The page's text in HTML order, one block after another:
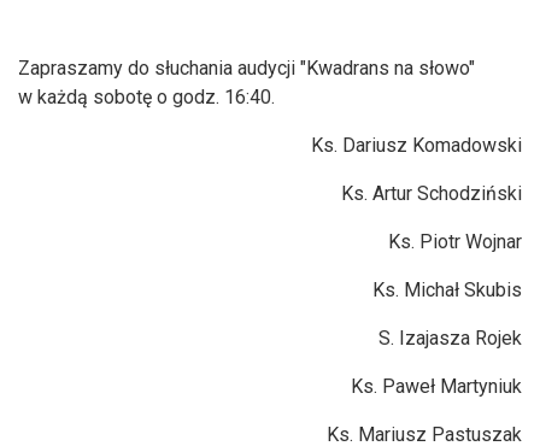
Zapraszamy do słuchania audycji "Kwadrans na słowo"
w każdą sobotę o godz. 16:40.
Ks. Dariusz Komadowski
Ks. Artur Schodziński
Ks. Piotr Wojnar
Ks. Michał Skubis
S. Izajasza Rojek
Ks. Paweł Martyniuk
Ks. Mariusz Pastuszak